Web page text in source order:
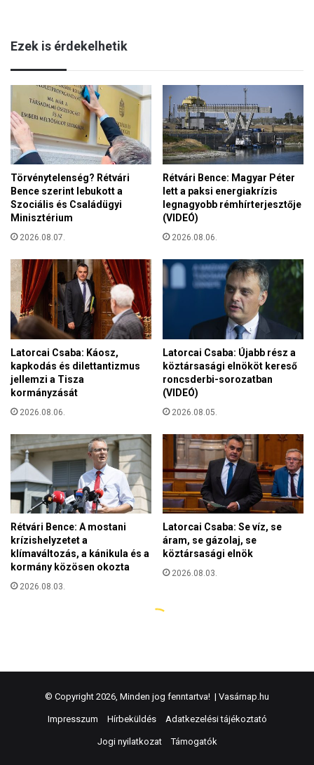
© Copyright 2026, Minden jog fenntartva! | Vasárnap.hu
Impresszum Hírbeküldés Adatkezelési tájékoztató
Jogi nyilatkozat Támogatók